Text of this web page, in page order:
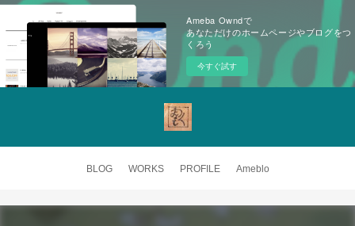
Ameba Owndで
あなただけのホームページやブログをつ
くろう
今すぐ試す
BLOG WORKS PROFILE Ameblo